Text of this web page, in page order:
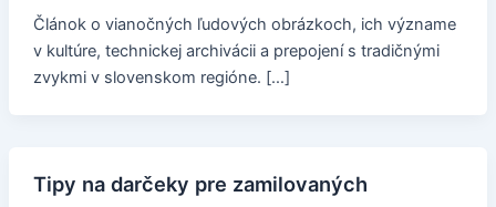
Článok o vianočných ľudových obrázkoch, ich význame
v kultúre, technickej archivácii a prepojení s tradičnými
zvykmi v slovenskom regióne. […]
Tipy na darčeky pre zamilovaných